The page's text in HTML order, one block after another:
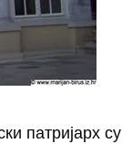
патријарх су